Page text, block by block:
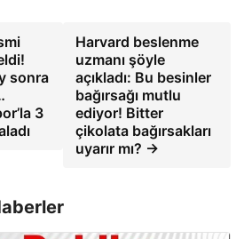
sonra
3
Harvard beslenme
uzmanı şöyle
açıkladı: Bu besinler
bağırsağı mutlu
ediyor! Bitter
çikolata bağırsakları
uyarır mı? →